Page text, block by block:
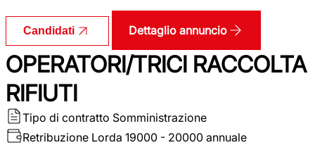
Candidati Dettaglio annuncio
OPERATORI/TRICI RACCOLTA
RIFIUTI
Tipo di contratto Somministrazione
Retribuzione Lorda 19000 - 20000 annuale